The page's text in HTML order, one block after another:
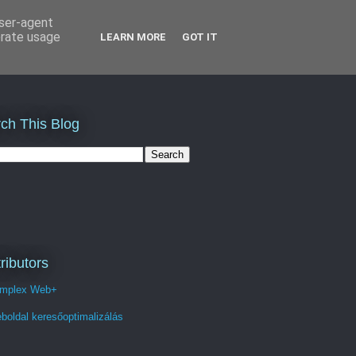
This Blog
Web+
keresőoptimalizálás
agent
usage
LEARN MORE GOT IT